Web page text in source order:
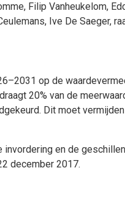
, Filip Vanheukelom,
, Ive De Saeger,
op de
20% van de
Dit moet
en de
december 2017.